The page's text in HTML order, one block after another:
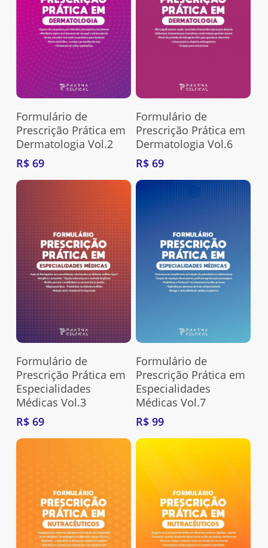
Adquira Aqui
Formulário de
Prescrição Prática em
Dermatologia Vol.2
R$69
Adquira Aqui
Formulário de
Prescrição Prática em
Dermatologia Vol.6
R$ 69
Adquira Aqui
Formulário de
Prescrição Prática em
Especialidades
Médicas Vol.3
R$69
Adquira Aqui
Formulário de
Prescrição Prática em
Especialidades
Médicas Vol.7
R$ 99